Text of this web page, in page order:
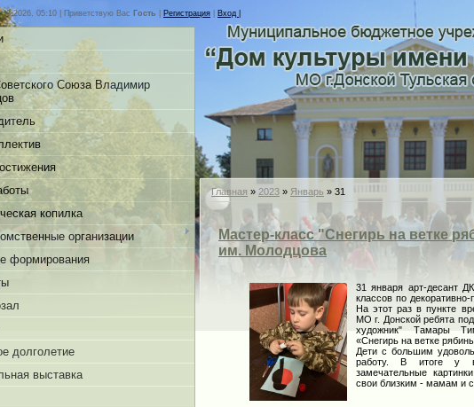
05:10 | Приветствую Вас Гость Регистрация Вход |
Союза Владимир
копилка
организации
формирования
долголетие
выставка
Главная » 2023 » Январь » 31
Мастер-класс "Снегирь на ветке
им. Молодцова
31 января арт-десант
классов по
На этот раз в пункте
МО г. Донской ребята
художник" Тамары
«Снегирь на ветке
Дети с большим
работу. В итоге у
замечательные
свои близким - мамам и